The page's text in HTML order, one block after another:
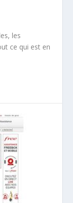
les
ce qui est en